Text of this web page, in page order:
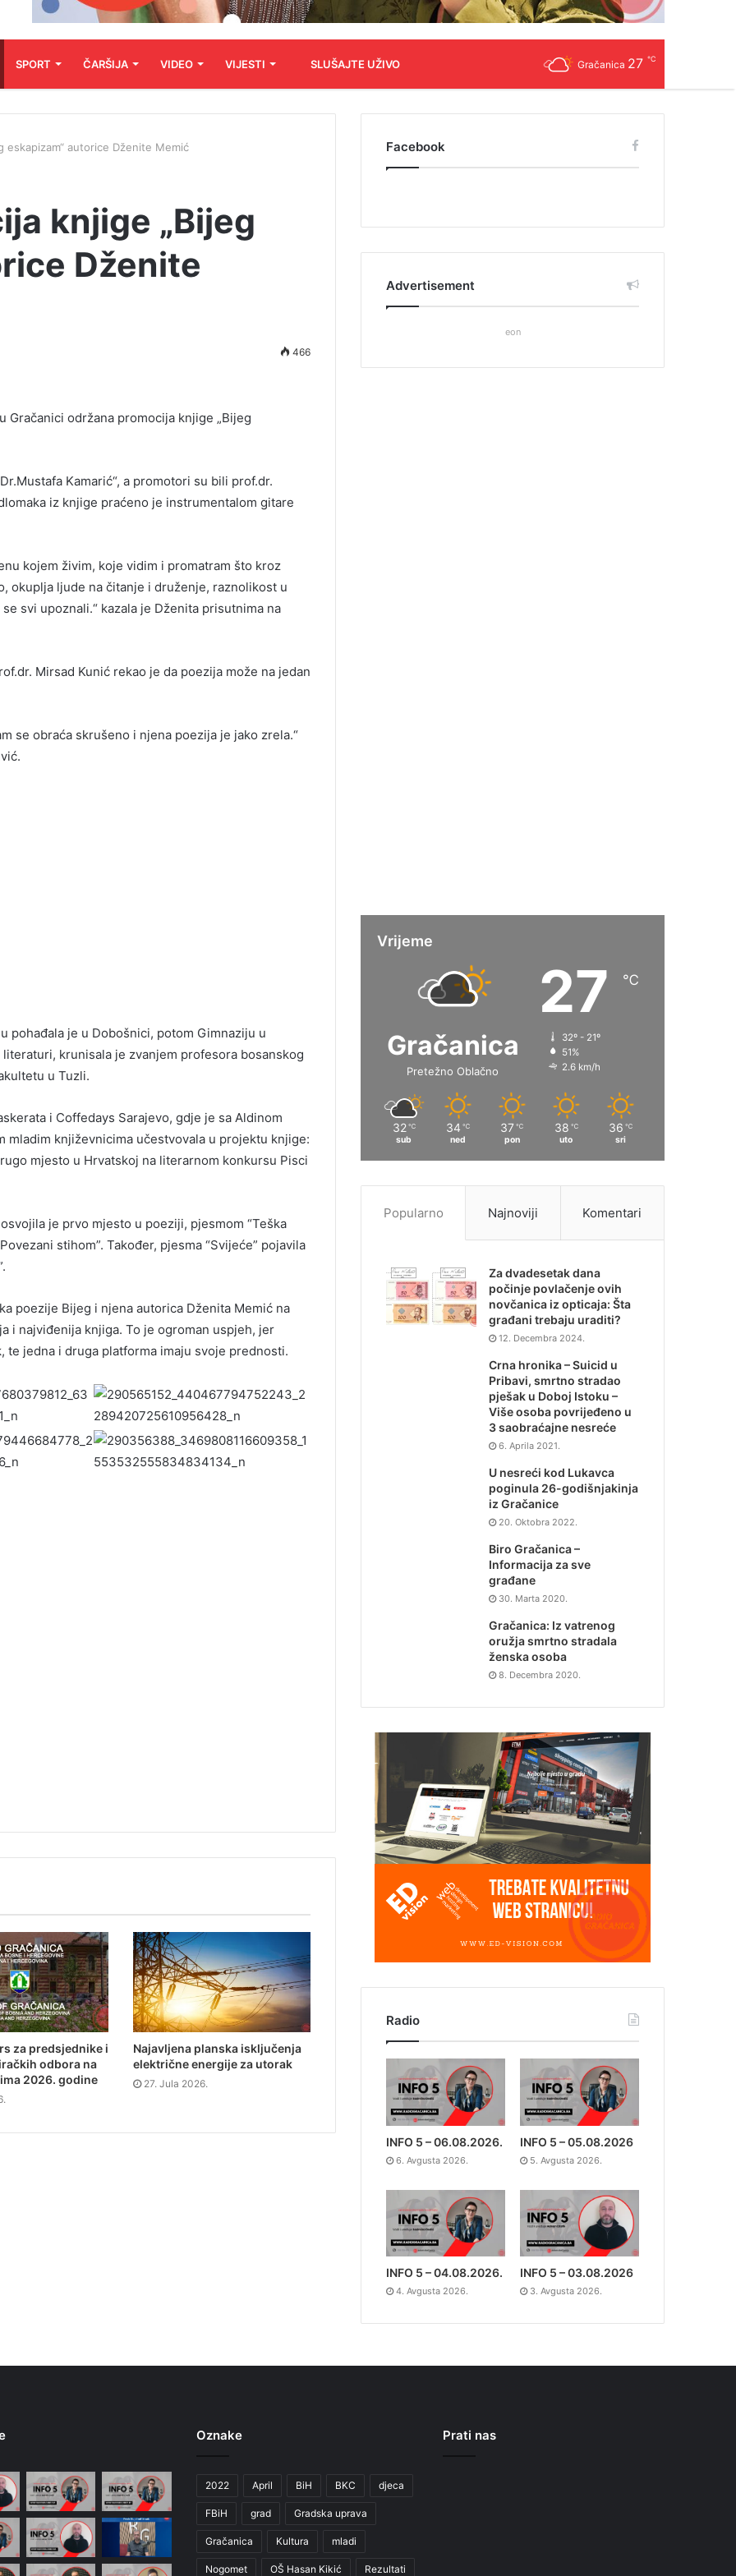
SPORT ČARŠIJA VIDEO VIJESTI SLUŠAJTE UŽIVO Gračanica 27 ℃
eskapizam“ autorice Dženite Memić
knjige „Bijeg
Dženite
466
Gračanici održana promocija knjige „Bijeg
Kamarić“, a promotori su bili prof.dr.
iz knjige praćeno je instrumentalom gitare
kojem živim, koje vidim i promatram što kroz
okuplja ljude na čitanje i druženje, raznolikost u
svi upoznali.“ kazala je Dženita prisutnima na
Mirsad Kunić rekao je da poezija može na jedan
se obraća skrušeno i njena poezija je jako zrela.“
pohađala je u Dobošnici, potom Gimnaziju u
krunisala je zvanjem profesora bosanskog
u Tuzli.
i Coffedays Sarajevo, gdje je sa Aldinom
mladim književnicima učestvovala u projektu knjige:
mjesto u Hrvatskoj na literarnom konkursu Pisci
je prvo mjesto u poeziji, pjesmom “Teška
stihom”. Također, pjesma “Svijeće” pojavila
poezije Bijeg i njena autorica Dženita Memić na
i najviđenija knjiga. To je ogroman uspjeh, jer
te jedna i druga platforma imaju svoje prednosti.
za predsjednike i
odbora na
2026. godine
Najavljena planska isključenja
električne energije za utorak
27. Jula 2026.
Facebook
Advertisement
eon
Vrijeme
Gračanica
Pretežno Oblačno
27 ℃
32º - 21º
51%
2.6 km/h
32 ℃
sub
34 ℃
ned
37 ℃
pon
38 ℃
uto
36 ℃
sri
Popularno Najnoviji Komentari
Za dvadesetak dana
počinje povlačenje ovih
novčanica iz opticaja: Šta
građani trebaju uraditi?
12. Decembra 2024.
Crna hronika – Suicid u
Pribavi, smrtno stradao
pješak u Doboj Istoku –
Više osoba povrijeđeno u
3 saobraćajne nesreće
6. Aprila 2021.
U nesreći kod Lukavca
poginula 26-godišnjakinja
iz Gračanice
20. Oktobra 2022.
Biro Gračanica –
Informacija za sve
građane
30. Marta 2020.
Gračanica: Iz vatrenog
oružja smrtno stradala
ženska osoba
8. Decembra 2020.
Radio
INFO 5 – 06.08.2026.
6. Avgusta 2026.
INFO 5 – 05.08.2026
5. Avgusta 2026.
INFO 5 – 04.08.2026.
4. Avgusta 2026.
INFO 5 – 03.08.2026
3. Avgusta 2026.
Oznake
2022 April BiH BKC djeca
FBiH grad Gradska uprava
Gračanica Kultura mladi
Nogomet OŠ Hasan Kikić Rezultati
Prati nas